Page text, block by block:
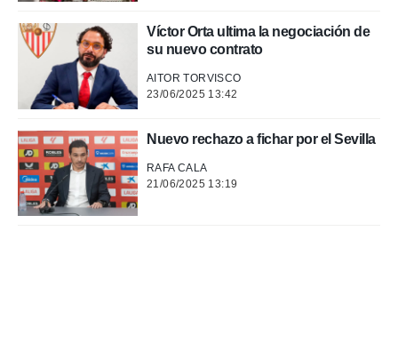
Víctor Orta ultima la negociación de
su nuevo contrato
AITOR TORVISCO
23/06/2025 13:42
Nuevo rechazo a fichar por el Sevilla
RAFA CALA
21/06/2025 13:19